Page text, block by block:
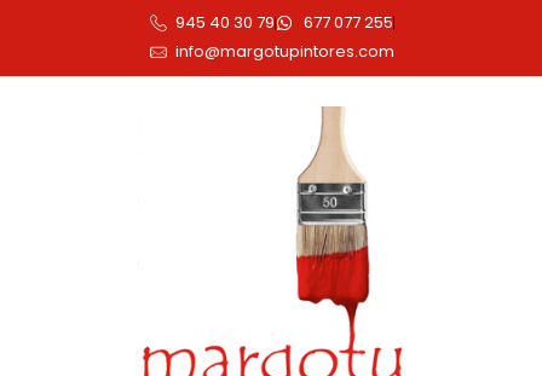
945 40 30 79
677 077 255
info@margotupintores.com